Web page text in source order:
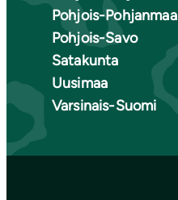
Pohjois-Pohjanmaa
Pohjois-Savo
Satakunta
Uusimaa
Varsinais-Suomi